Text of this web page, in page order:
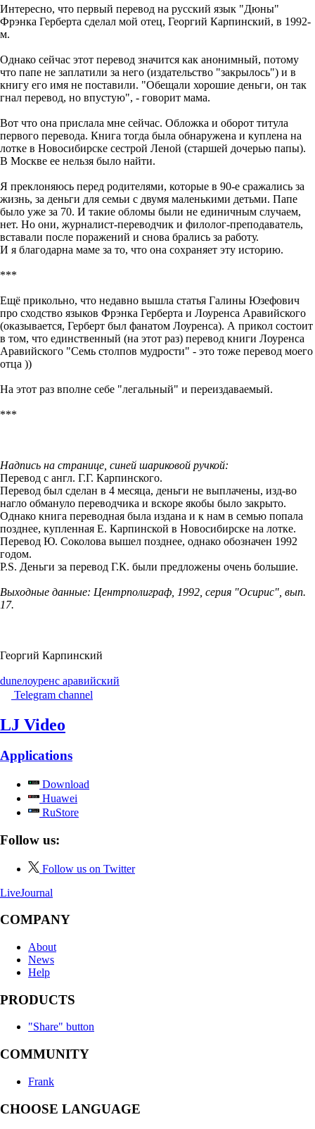
Интересно, что первый перевод на русский язык "Дюны"
Фрэнка Герберта сделал мой отец, Георгий Карпинский, в 1992-
м.
Однако сейчас этот перевод значится как анонимный, потому
что папе не заплатили за него (издательство "закрылось") и в
книгу его имя не поставили. "Обещали хорошие деньги, он так
гнал перевод, но впустую", - говорит мама.
Вот что она прислала мне сейчас. Обложка и оборот титула
первого перевода. Книга тогда была обнаружена и куплена на
лотке в Новосибирске сестрой Леной (старшей дочерью папы).
В Москве ее нельзя было найти.
Я преклоняюсь перед родителями, которые в 90-е сражались за
жизнь, за деньги для семьи с двумя маленькими детьми. Папе
было уже за 70. И такие обломы были не единичным случаем,
нет. Но они, журналист-переводчик и филолог-преподаватель,
вставали после поражений и снова брались за работу.
И я благодарна маме за то, что она сохраняет эту историю.
***
Ещё прикольно, что недавно вышла статья Галины Юзефович
про сходство языков Фрэнка Герберта и Лоуренса Аравийского
(оказывается, Герберт был фанатом Лоуренса). А прикол состоит
в том, что единственный (на этот раз) перевод книги Лоуренса
Аравийского "Семь столпов мудрости" - это тоже перевод моего
отца ))
На этот раз вполне себе "легальный" и переиздаваемый.
***
Надпись на странице, синей шариковой ручкой:
Перевод с англ. Г.Г. Карпинского.
Перевод был сделан в 4 месяца, деньги не выплачены, изд-во
нагло обмануло переводчика и вскоре якобы было закрыто.
Однако книга переводная была издана и к нам в семью попала
позднее, купленная Е. Карпинской в Новосибирске на лотке.
Перевод Ю. Соколова вышел позднее, однако обозначен 1992
годом.
P.S. Деньги за перевод Г.К. были предложены очень большие.
Выходные данные: Центрполиграф, 1992, серия "Осирис", вып.
17.
Георгий Карпинский
duneлоуренс аравийский
Telegram channel
LJ Video
Applications
Download
Huawei
RuStore
Follow us:
Follow us on Twitter
LiveJournal
COMPANY
About
News
Help
PRODUCTS
"Share" button
COMMUNITY
Frank
CHOOSE LANGUAGE